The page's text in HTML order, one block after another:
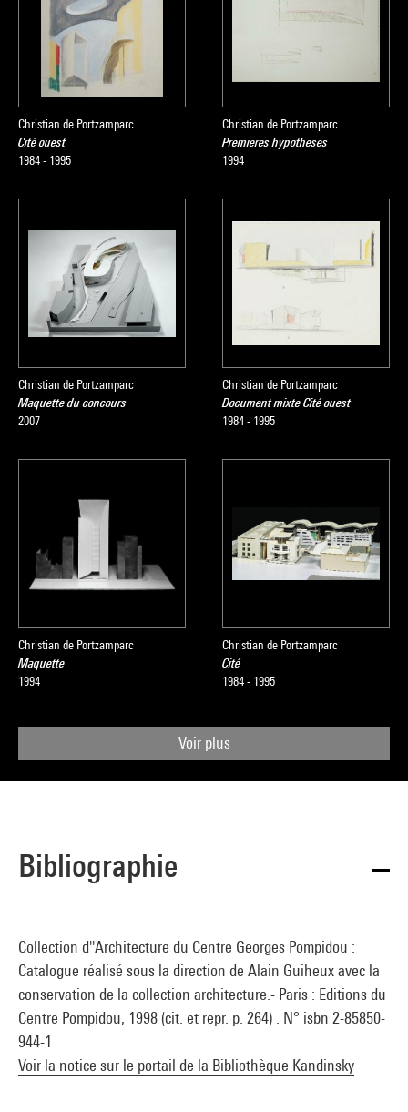
Christian de Portzamparc
Cité ouest
1984 - 1995
Christian de Portzamparc
Premières hypothèses
1994
Christian de Portzamparc
Maquette du concours
2007
Christian de Portzamparc
Document mixte Cité ouest
1984 - 1995
Christian de Portzamparc
Maquette
1994
Christian de Portzamparc
Cité
1984 - 1995
Voir plus
Bibliographie
Collection d''Architecture du Centre Georges Pompidou :
Catalogue réalisé sous la direction de Alain Guiheux avec la
conservation de la collection architecture.- Paris : Editions du
Centre Pompidou, 1998 (cit. et repr. p. 264) . N° isbn 2-85850-
944-1
Voir la notice sur le portail de la Bibliothèque Kandinsky